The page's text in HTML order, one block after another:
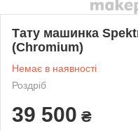
Тату машинка
(Chromium)
Немає в наявності
Роздріб
39 500 ₴